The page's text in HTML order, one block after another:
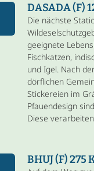
DASADA (F)
Die nächste
geeignete
Fischkatzen,
und Igel. Nach
dörflichen
Stickereien im
Pfauendesign
Diese
BHUJ (F) 275